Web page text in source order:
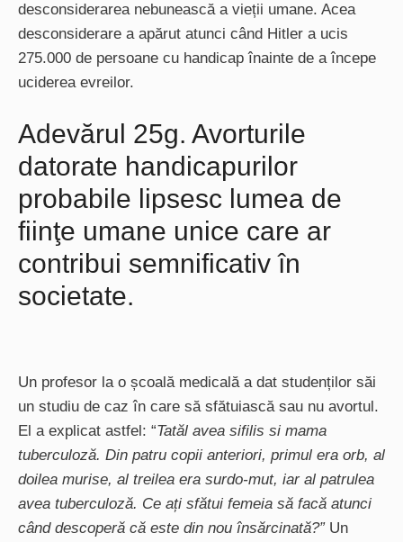
desconsiderarea nebunească a vieții umane. Acea
desconsiderare a apărut atunci când Hitler a ucis
275.000 de persoane cu handicap înainte de a începe
uciderea evreilor.
Adevărul 25g. Avorturile
datorate handicapurilor
probabile lipsesc lumea de
fiinţe umane unice care ar
contribui semnificativ în
societate.
Un profesor la o școală medicală a dat studenților săi
un studiu de caz în care să sfătuiască sau nu avortul.
El a explicat astfel: “Tatăl avea sifilis si mama
tuberculoză. Din patru copii anteriori, primul era orb, al
doilea murise, al treilea era surdo-mut, iar al patrulea
avea tuberculoză. Ce ați sfătui femeia să facă atunci
când descoperă că este din nou însărcinată?”Un